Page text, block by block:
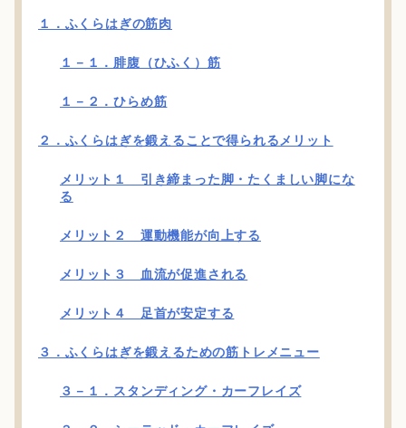
１．ふくらはぎの筋肉
１－１．腓腹（ひふく）筋
１－２．ひらめ筋
２．ふくらはぎを鍛えることで得られるメリット
メリット１ 引き締まった脚・たくましい脚にな
る
メリット２ 運動機能が向上する
メリット３ 血流が促進される
メリット４ 足首が安定する
３．ふくらはぎを鍛えるための筋トレメニュー
３－１．スタンディング・カーフレイズ